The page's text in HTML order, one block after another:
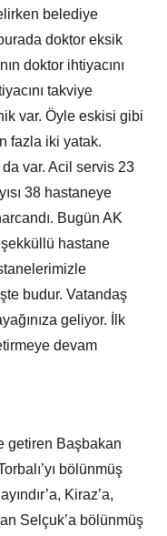
belediye
doktor eksik
doktor ihtiyacını
takviye
var. Öyle eskisi gibi
fazla iki yatak.
da var. Acil servis 23
38 hastaneye
Bugün AK
hastane
budur. Vatandaş
geliyor. İlk
devam
getiren Başbakan
bölünmüş
Kiraz’a,
Selçuk’a bölünmüş